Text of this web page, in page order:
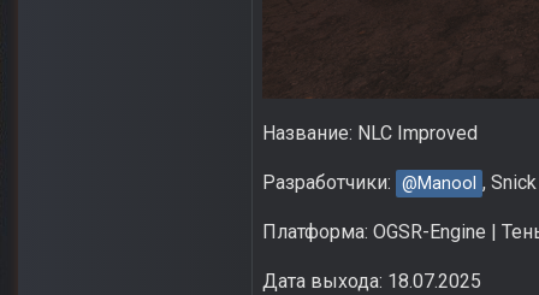
Название: NLC Improved
Разработчики: @Manool , Snick
Платформа: OGSR-Engine |
Дата выхода: 18.07.2025